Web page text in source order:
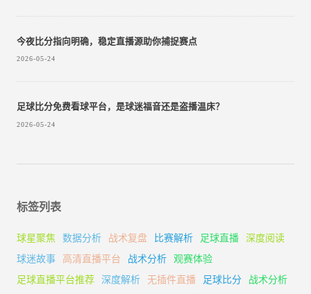
今夜比分指向明确，稳定直播源助你捕捉赛点
2026-05-24
足球比分免费看球平台，是球迷福音还是盗播温床？
2026-05-24
标签列表
球星聚焦 数据分析 战术复盘 比赛解析 足球直播
深度阅读
球迷故事
高清直播平台 战术分析
观赛体验
足球直播平台推荐
深度解析 无插件直播 足球比分
战术分析